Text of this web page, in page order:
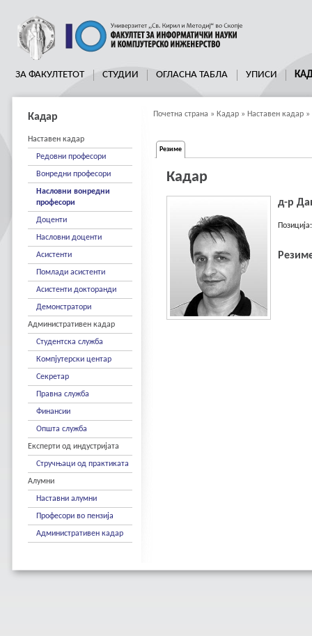
ЗА ФАКУЛТЕТОТ СТУДИИ ОГЛАСНА ТАБЛА УПИСИ
Почетна страна » Кадар » Наставен кадар »
Кадар
Наставен кадар
Редовни професори
Вонредни професори
Насловни вонредни
професори
Доценти
Насловни доценти
Асистенти
Помлади асистенти
Асистенти докторанди
Демонстратори
Административен кадар
Студентска служба
Компјутерски центар
Секретар
Правна служба
Финансии
Општа служба
Експерти од индустријата
Стручњаци од практиката
Алумни
Наставни алумни
Професори во пензија
Административен кадар
Резиме
Кадар
д-р